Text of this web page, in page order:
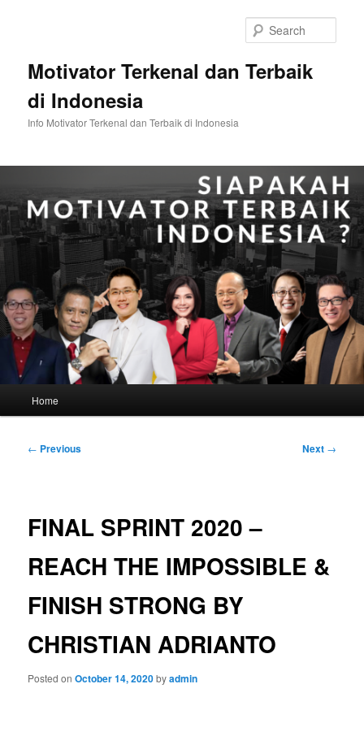
Motivator Terkenal dan Terbaik
di Indonesia
Info Motivator Terkenal dan Terbaik di Indonesia
Home
Post
← Previous Next →
FINAL SPRINT 2020 –
REACH THE IMPOSSIBLE &
FINISH STRONG BY
CHRISTIAN ADRIANTO
Posted onOctober 14, 2020byadmin